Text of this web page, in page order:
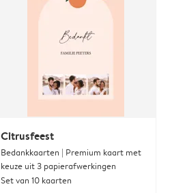
Citrusfeest
Bedankkaarten | Premium kaart met
keuze uit 3 papierafwerkingen
Set van 10 kaarten